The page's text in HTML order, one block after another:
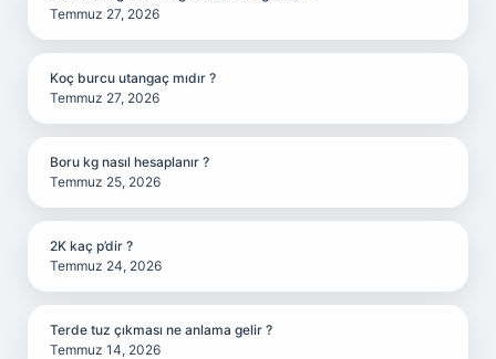
Temmuz 27, 2026
Koç burcu utangaç mıdır ?
Temmuz 27, 2026
Boru kg nasıl hesaplanır ?
Temmuz 25, 2026
2K kaç p’dir ?
Temmuz 24, 2026
Terde tuz çıkması ne anlama gelir ?
Temmuz 14, 2026